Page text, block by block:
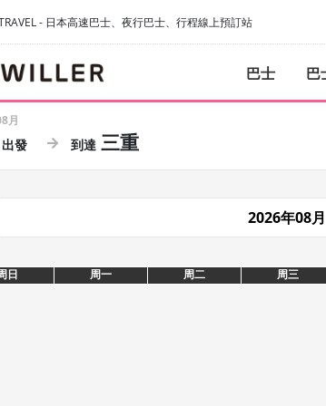
- 日本高速巴士、夜行巴士、行程線上預訂站
巴士 巴
月
三重
2026年08月
日 周一 周二 周三